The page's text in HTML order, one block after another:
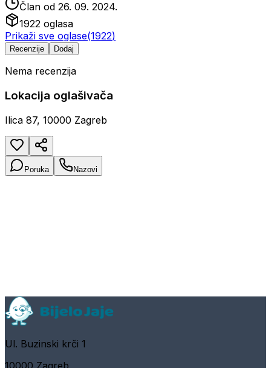
Član od 26. 09. 2024.
1922 oglasa
Prikaži sve oglase(1922)
Recenzije Dodaj
Nema recenzija
Lokacija oglašivača
Ilica 87, 10000 Zagreb
Poruka Nazovi
Ul. Buzinski krči 1